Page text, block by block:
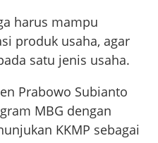
harus mampu
produk usaha, agar
satu jenis usaha.
Prabowo Subianto
MBG dengan
KKMP sebagai